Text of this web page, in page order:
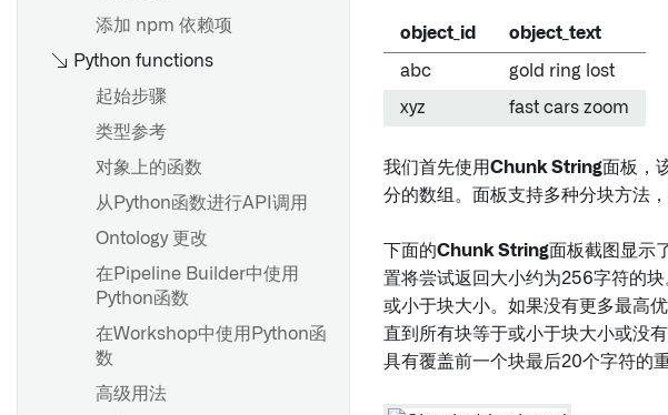
编辑Object类型属性
支持的值格式化
添加条件格式化
元数据参考
仅编辑属性
必填属性
概述
创建共享属性
编辑共享属性
在对象类型上使用共享属性
元数据参考
覆盖
概述
入门
概述
通知
设置通知
Webhooks
设置 Webhook
添加 npm 依赖项
Python functions
起始步骤
类型参考
对象上的函数
从Python函数进行API调用
Ontology 更改
在Pipeline Builder中使用
Python函数
在Workshop中使用Python函
数
高级用法
object_id object_text
abc gold ring lost
xyz fast cars zoom
我们首先使用Chunk String面板，
分的数组。面板支持多种分块方法
下面的Chunk String面板截图显示
置将尝试返回大小约为256字符的
或小于块大小。如果没有更多最高
直到所有块等于或小于块大小或没
具有覆盖前一个块最后20个字符的重